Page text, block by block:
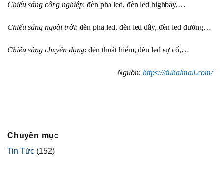
Chiếu sáng công nghiệp: đèn pha led, đèn led highbay,…
Chiếu sáng ngoài trời: đèn pha led, đèn led dây, đèn led đường…
Chiếu sáng chuyên dụng: đèn thoát hiểm, đèn led sự cố,…
Nguồn: https://duhalmall.com/
Chuyên mục
Tin Tức (152)